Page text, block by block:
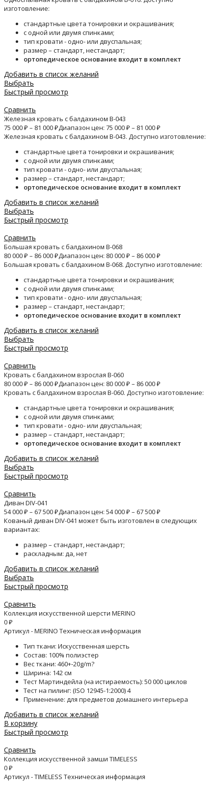
изготовление:
стандартные цвета тонировки и окрашивания;
с одной или двумя спинками;
тип кровати - одно- или двуспальная;
размер – стандарт, нестандарт;
ортопедическое основание входит в комплект
Добавить в список желаний
Выбрать
Быстрый просмотр
Сравнить
Железная кровать с балдахином B-043
75 000₽ – 81 000₽Диапазон цен: 75 000 ₽ – 81 000 ₽
Железная кровать с балдахином B-043. Доступно изготовление:
стандартные цвета тонировки и окрашивания;
с одной или двумя спинками;
тип кровати - одно- или двуспальная;
размер – стандарт, нестандарт;
ортопедическое основание входит в комплект
Добавить в список желаний
Выбрать
Быстрый просмотр
Сравнить
Большая кровать с балдахином B-068
80 000₽ – 86 000₽Диапазон цен: 80 000 ₽ – 86 000 ₽
Большая кровать с балдахином B-068. Доступно изготовление:
стандартные цвета тонировки и окрашивания;
с одной или двумя спинками;
тип кровати - одно- или двуспальная;
размер – стандарт, нестандарт;
ортопедическое основание входит в комплект
Добавить в список желаний
Выбрать
Быстрый просмотр
Сравнить
Кровать с балдахином взрослая B-060
80 000₽ – 86 000₽Диапазон цен: 80 000 ₽ – 86 000 ₽
Кровать с балдахином взрослая B-060. Доступно изготовление:
стандартные цвета тонировки и окрашивания;
с одной или двумя спинками;
тип кровати - одно- или двуспальная;
размер – стандарт, нестандарт;
ортопедическое основание входит в комплект
Добавить в список желаний
Выбрать
Быстрый просмотр
Сравнить
Диван DIV-041
54 000₽ – 67 500₽Диапазон цен: 54 000 ₽ – 67 500 ₽
Кованый диван DIV-041 может быть изготовлен в следующих
вариантах:
размер – стандарт, нестандарт;
раскладным: да, нет
Добавить в список желаний
Выбрать
Быстрый просмотр
Сравнить
Коллекция искусственной шерсти MERINO
0₽
Артикул - MERINO Техническая информация
Тип ткани: Искусственная шерсть
Состав: 100% полиэстер
Вес ткани: 460+-20g/m?
Ширина: 142 см
Тест Мартиндейла (на истираемость): 50 000 циклов
Тест на пилинг: (ISO 12945-1:2000) 4
Применение: для предметов домашнего интерьера
Добавить в список желаний
В корзину
Быстрый просмотр
Сравнить
Коллекция искусственной замши TIMELESS
0₽
Артикул - TIMELESS Техническая информация